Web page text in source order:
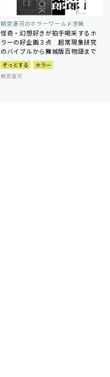
朝宮運河のホラーワールド渉猟
怪奇・幻想好きが拍手喝采するホ
ラーの好企画３点 超常現象研究
のバイブルから舞城版百物語まで
ぞっとする
ホラー
朝宮運河